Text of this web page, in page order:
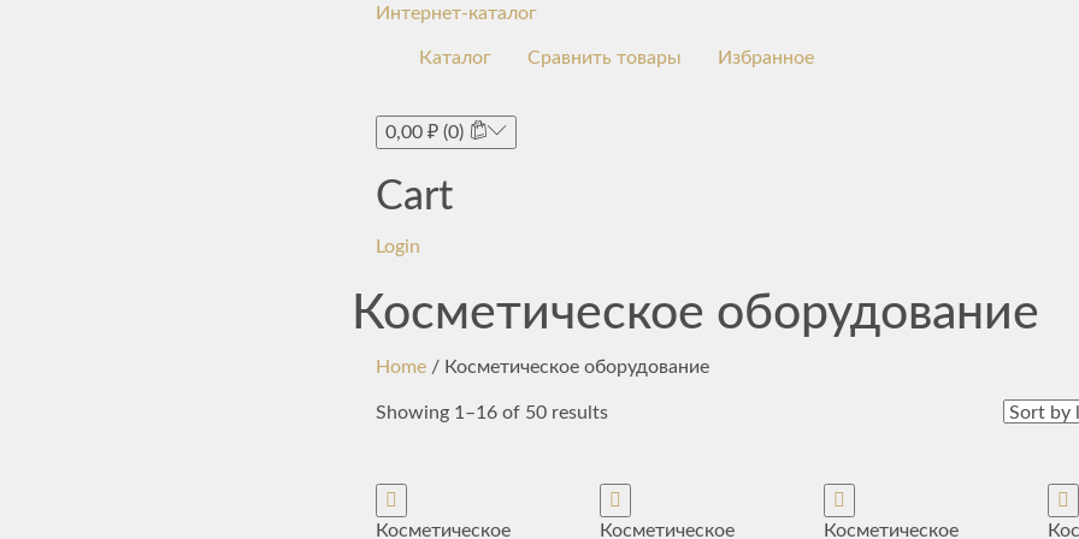
Интернет-каталог
Каталог Сравнить товары Избранное
0,00 ₽ (0)
Cart
Login
Косметическое оборудование
Home / Косметическое оборудование
Showing 1–16 of 50 results
Косметическое
Косметическое
Косметическое